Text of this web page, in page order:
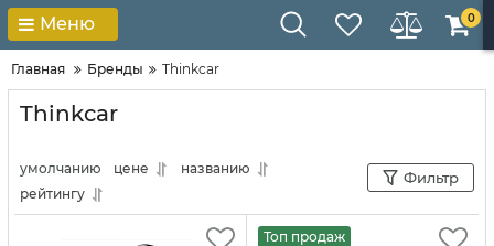
Меню 0
Главная Бренды Thinkcar
Thinkcar
умолчанию цене
названию
рейтингу
Фильтр
Топ продаж